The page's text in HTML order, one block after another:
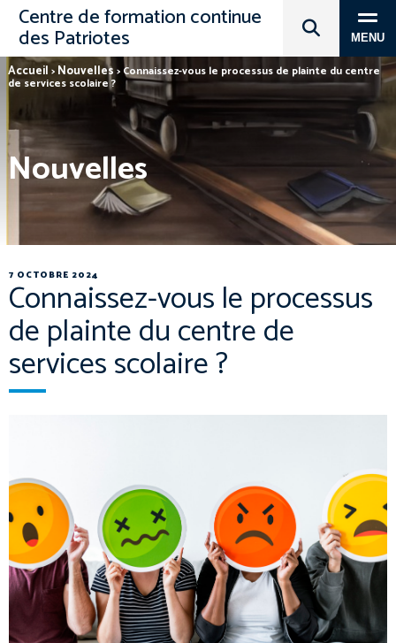
Centre de formation continue
des Patriotes MENU
Accueil > Nouvelles > Connaissez-vous le processus de plainte du centre
de services scolaire ?
Nouvelles
7 OCTOBRE 2024
Connaissez-vous le processus
de plainte du centre de
services scolaire ?